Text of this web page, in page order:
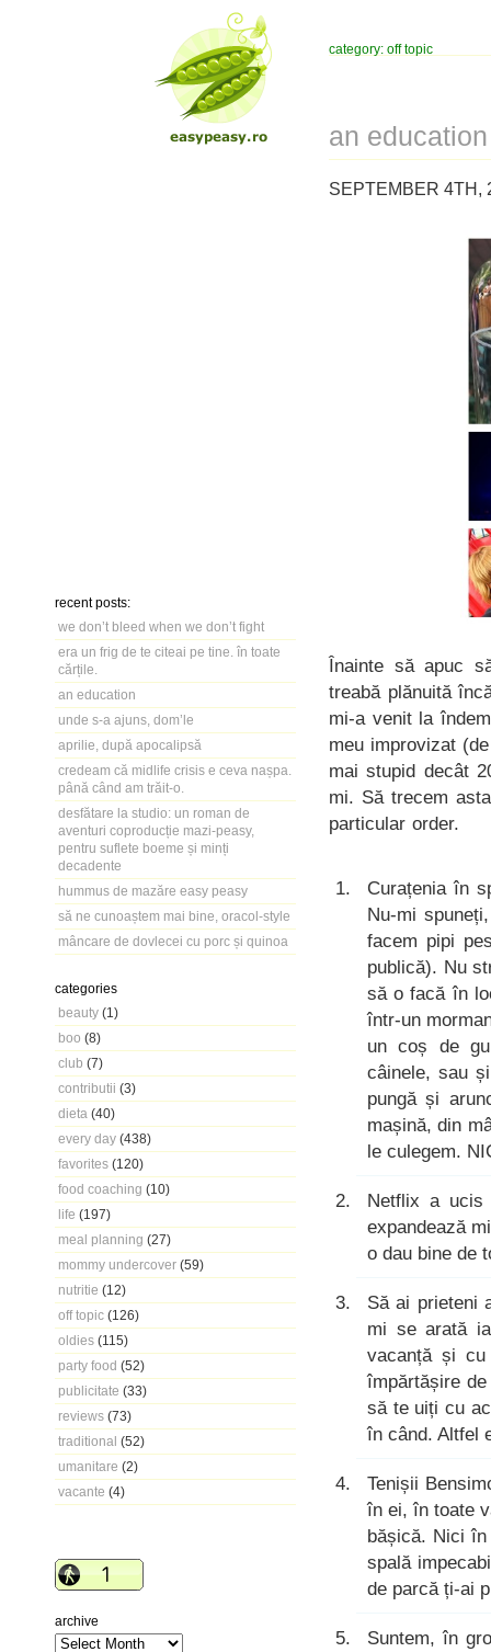
recent posts:
we don’t bleed when we don’t fight
era un frig de te citeai pe tine. în toate
cărțile.
an education
unde s-a ajuns, dom’le
aprilie, după apocalipsă
credeam că midlife crisis e ceva nașpa.
până când am trăit-o.
desfătare la studio: un roman de
aventuri coproducție mazi-peasy,
pentru suflete boeme și minți
decadente
hummus de mazăre easy peasy
să ne cunoaștem mai bine, oracol-style
mâncare de dovlecei cu porc și quinoa
categories
beauty (1)
boo (8)
club (7)
contributii (3)
dieta (40)
every day (438)
favorites (120)
food coaching (10)
life (197)
meal planning (27)
mommy undercover (59)
nutritie (12)
off topic (126)
oldies (115)
party food (52)
publicitate (33)
reviews (73)
traditional (52)
umanitare (2)
vacante (4)
archive
category: off topic
an education
SEPTEMBER
Înainte să apuc
treabă plănuită
mi-a venit la
meu improvizat
mai stupid decât
mi. Să trecem
particular order.
Curațenia în
Nu-mi
facem pipi
publică). Nu
să o facă în
într-un
un coș de
câinele, sau
pungă și
mașină, din
le culegem.
Netflix a ucis
expandează
o dau bine de
Să ai prieteni
mi se arată
vacanță și
împărtășire
să te uiți cu
în când. Altfel
Tenișii
în ei, în toate
bășică. Nici
spală
de parcă ți-ai
Suntem, în